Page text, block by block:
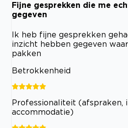
Fijne gesprekken die me
gegeven
Ik heb fijne gesprekken
inzicht hebben gegeven
pakken
Betrokkenheid
Professionaliteit (afspraken,
accommodatie)